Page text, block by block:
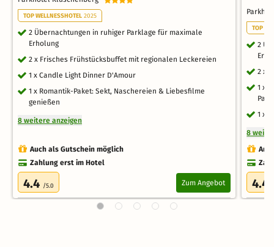
TOP WELLNESSHOTEL 2025
2 Übernachtungen in ruhiger Parklage für maximale
Erholung
2 x Frisches Frühstücksbuffet mit regionalen Leckereien
1 x Candle Light Dinner D'Amour
1 x Romantik-Paket: Sekt, Naschereien & Liebesfilme
genießen
8 weitere anzeigen
Auch als Gutschein möglich
Zahlung erst im Hotel
4.4 /5.0 Zum Angebot
TOP
2
2 x
1 x
1 x
8
4.4